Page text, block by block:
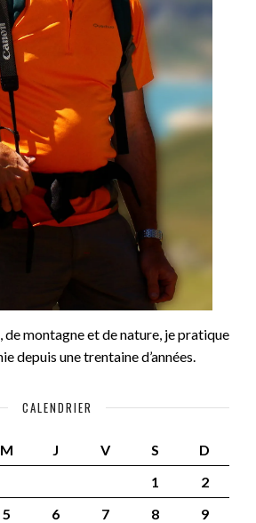
de montagne et de nature, je pratique
depuis une trentaine d’années.
CALENDRIER
M J V S
D
1
2
5 6 7 8
9